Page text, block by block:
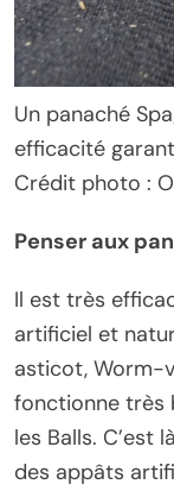
Un panaché
efficacité
Crédit photo :
Penser aux
Il est très
artificiel et
asticot, Worm-
fonctionne très
les Balls.
des appâts